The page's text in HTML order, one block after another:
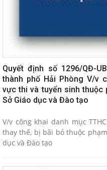
Quyết định số 1296/QĐ-
thành phố Hải Phòng V/v
vực thi và tuyển sinh thuộc
Sở Giáo dục và Đào tạo
V/v công khai danh mục
thay thế, bị bãi bỏ thuộc
dục và Đào tạo